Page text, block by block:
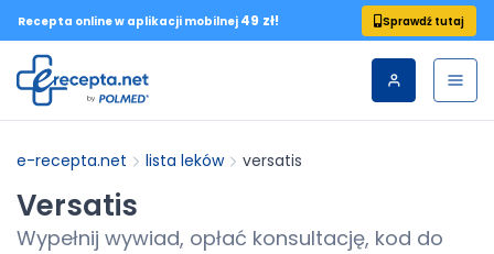
Recepta online w aplikacji mobilnej 49 zł! Sprawdź tutaj
e-recepta.net lista leków versatis
Versatis
Wypełnij wywiad, opłać konsultację, kod do